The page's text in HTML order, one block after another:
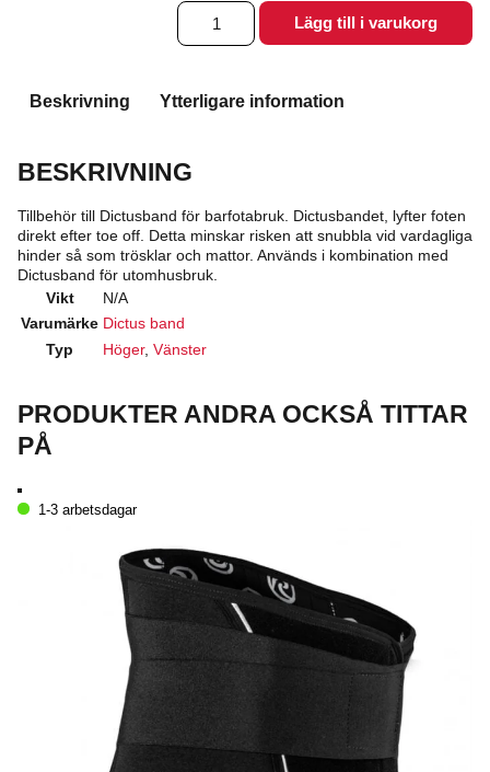
Dictusband
barfotabruk
mängd
Lägg till i varukorg
Beskrivning Ytterligare information
BESKRIVNING
Tillbehör till Dictusband för barfotabruk. Dictusbandet, lyfter foten
direkt efter toe off. Detta minskar risken att snubbla vid vardagliga
hinder så som trösklar och mattor. Används i kombination med
Dictusband för utomhusbruk.
Vikt
N/A
Varumärke Dictus band
Typ
Höger, Vänster
PRODUKTER ANDRA OCKSÅ TITTAR
PÅ
1-3 arbetsdagar